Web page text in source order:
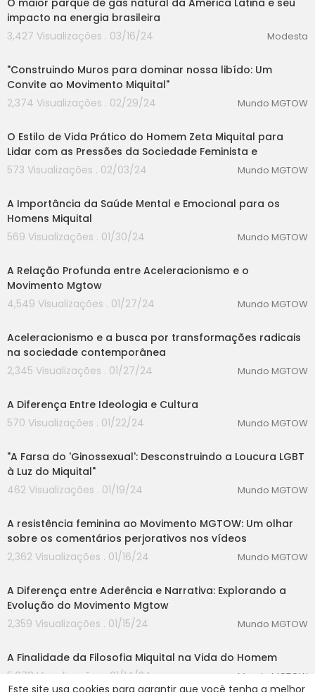
Este site usa cookies para garantir que você tenha a melhor
O maior parque de gás natural da América Latina e seu
impacto na energia brasileira
3,427 Visualizações . 03/16/24
Modesta
"Construindo Muros para dominar nossa libído: Um
Convite ao Movimento Miquital"
2,374 Visualizações . 02/29/24
Mundo MGTOW
O Estilo de Vida Prático do Homem Zeta Miquital para
Lidar com as Pressões da Sociedade Feminista e
573 Visualizações . 02/03/24
Mundo MGTOW
A Importância da Saúde Mental e Emocional para os
Homens Miquital
569 Visualizações . 01/30/24
Mundo MGTOW
A Relação Profunda entre Aceleracionismo e o
Movimento Mgtow
4,549 Visualizações . 01/27/24
Mundo MGTOW
Aceleracionismo e a busca por transformações radicais
na sociedade contemporânea
2,345 Visualizações . 01/27/24
Mundo MGTOW
A Diferença Entre Ideologia e Cultura
570 Visualizações . 01/22/24
Mundo MGTOW
"A Farsa do 'Ginossexual': Desconstruindo a Loucura LGBT
à Luz do Miquital"
462 Visualizações . 01/19/24
Mundo MGTOW
A resistência feminina ao Movimento MGTOW: Um olhar
sobre os comentários perjorativos nos vídeos
2,362 Visualizações . 01/16/24
Mundo MGTOW
A Diferença entre Aderência e Narrativa: Explorando a
Evolução do Movimento Mgtow
2,359 Visualizações . 01/15/24
Mundo MGTOW
A Finalidade da Filosofia Miquital na Vida do Homem
5,678 Visualizações . 01/14/24
Mundo MGTOW